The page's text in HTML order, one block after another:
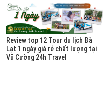
Review top 12 Tour du lịch Đà
Lạt 1 ngày giá rẻ chất lượng tại
Vũ Cường 24h Travel